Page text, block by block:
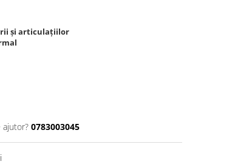
și articulațiilor
ajutor? 0783003045